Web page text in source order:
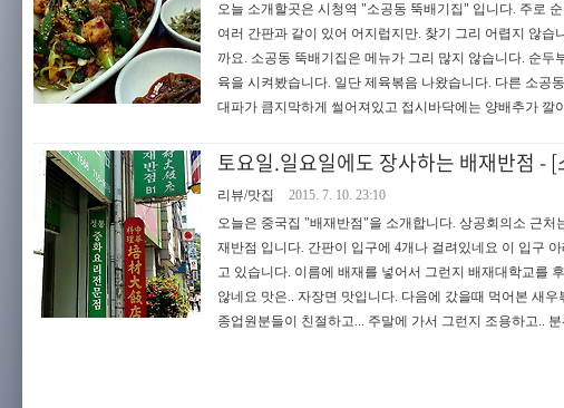
오늘 소개할곳은 시청역 "소공동 뚝배기집" 입니다. 주로
여러 간판과 같이 있어 어지럽지만. 찾기 그리 어렵지 않
까요. 소공동 뚝배기집은 메뉴가 그리 많지 않습니다. 순
육을 시켜봤습니다. 일단 제육볶음 나왔습니다. 다른 소공
대파가 큼지막하게 썰어져있고 접시바닥에는 양배추가
토요일.일요일에도 장사하는 배재반점 -
리뷰/맛집
2015. 7. 10. 23:10
오늘은 중국집 "배재반점"을 소개합니다. 상공회의소 근
재반점 입니다. 간판이 입구에 4개나 걸려있네요 이 입구
고 있습니다. 이름에 배재를 넣어서 그런지 배재대학교를
않네요 맛은.. 자장면 맛입니다. 다음에 갔을때 먹어본 새
종업원분들이 친절하고... 주말에 가서 그런지 조용하고..